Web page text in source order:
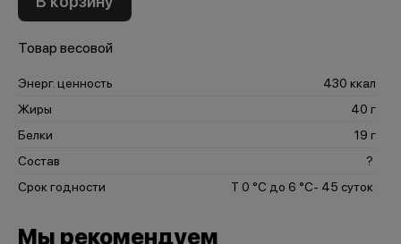
Товар весовой
Энерг. ценность
430 ккал
Жиры
40 г
Белки
19 г
Состав
?
Срок годности
Т 0 °С до 6 °С- 45 суток
Мы рекомендуем